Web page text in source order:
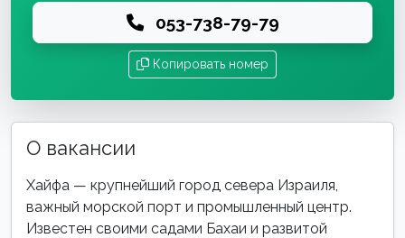
053-738-79-79
Копировать номер
О вакансии
Хайфа — крупнейший город севера Израиля,
важный морской порт и промышленный центр.
Известен своими садами Бахаи и развитой